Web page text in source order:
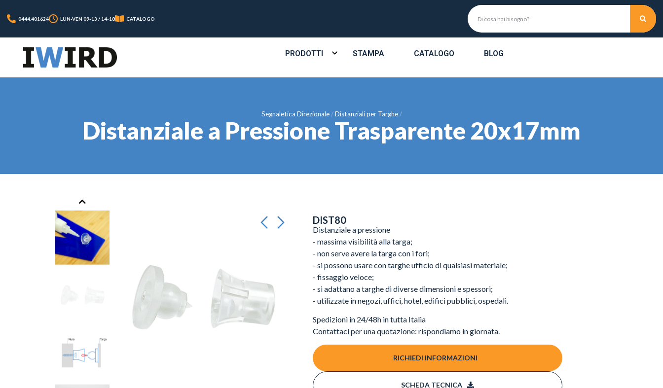
0444.401624 LUN-VEN 09-13 / 14-18 CATALOGO
PRODOTTI STAMPA CATALOGO BLOG
Segnaletica Direzionale Distanziali per Targhe
Distanziale a Pressione Trasparente 20x17mm
DIST80
Distanziale a pressione
- massima visibilità alla targa;
- non serve avere la targa con i fori;
- si possono usare con targhe ufficio di qualsiasi materiale;
- fissaggio veloce;
- si adattano a targhe di diverse dimensioni e spessori;
- utilizzate in negozi, uffici, hotel, edifici pubblici, ospedali.
Spedizioni in 24/48h in tutta Italia
Contattaci per una quotazione: rispondiamo in giornata.
RICHIEDI INFORMAZIONI
SCHEDA TECNICA